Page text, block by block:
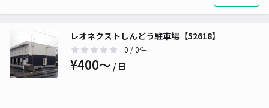
レオネクストしんどう駐車場【52618】
0 / 0件
¥400〜 / 日